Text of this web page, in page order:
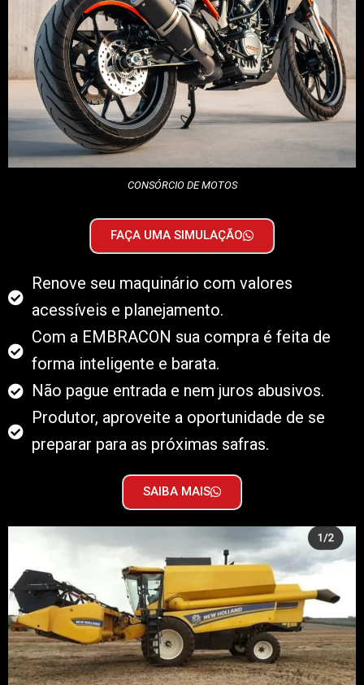
CONSÓRCIO DE MOTOS
FAÇA UMA SIMULAÇÃO
Renove seu maquinário com valores
acessíveis e planejamento.
Com a EMBRACON sua compra é feita de
forma inteligente e barata.
Não pague entrada e nem juros abusivos.
Produtor, aproveite a oportunidade de se
preparar para as próximas safras.
SAIBA MAIS